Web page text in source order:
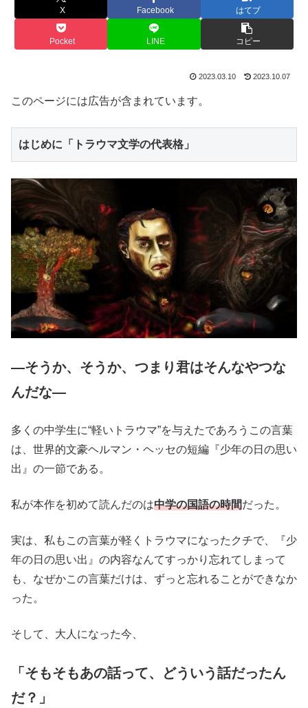
X Facebook はてブ
Pocket LINE コピー
2023.03.10 2023.10.07
このページには広告が含まれています。
はじめに「トラウマ文学の代表格」
―そうか、そうか、つまり君はそんなやつな
んだな―
多くの中学生に“軽いトラウマ”を与えたであろうこの言葉
は、世界的文豪ヘルマン・ヘッセの短編『少年の日の思い
出』の一節である。
私が本作を初めて読んだのは中学の国語の時間だった。
実は、私もこの言葉が軽くトラウマになったクチで、『少
年の日の思い出』の内容なんてすっかり忘れてしまって
も、なぜかこの言葉だけは、ずっと忘れることができなか
った。
そして、大人になった今、
「そもそもあの話って、どういう話だったん
だ？」